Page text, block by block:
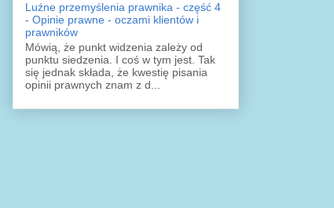
Luźne przemyślenia prawnika - część 4
- Opinie prawne - oczami klientów i
prawników
Mówią, że punkt widzenia zależy od
punktu siedzenia. I coś w tym jest. Tak
się jednak składa, że kwestię pisania
opinii prawnych znam z d...